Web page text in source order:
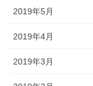
2019年5月
2019年4月
2019年3月